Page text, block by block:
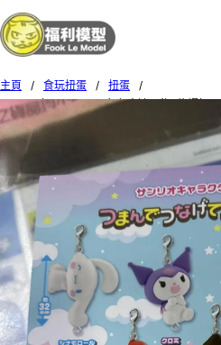
主頁 / 食玩扭蛋 / 扭蛋
/
BANDAI扭蛋 SANRIO角色串連吊飾 (龍蝦扣